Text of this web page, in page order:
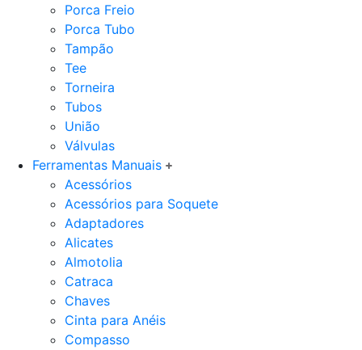
Porca Freio
Porca Tubo
Tampão
Tee
Torneira
Tubos
União
Válvulas
Ferramentas Manuais
Acessórios
Acessórios para Soquete
Adaptadores
Alicates
Almotolia
Catraca
Chaves
Cinta para Anéis
Compasso